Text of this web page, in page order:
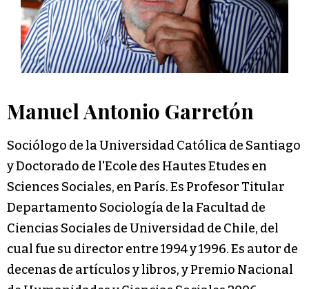
Manuel Antonio Garretón
Sociólogo de la Universidad Católica de Santiago
y Doctorado de l'Ecole des Hautes Etudes en
Sciences Sociales, en París. Es Profesor Titular
Departamento Sociología de la Facultad de
Ciencias Sociales de Universidad de Chile, del
cual fue su director entre 1994 y 1996. Es autor de
decenas de artículos y libros, y Premio Nacional